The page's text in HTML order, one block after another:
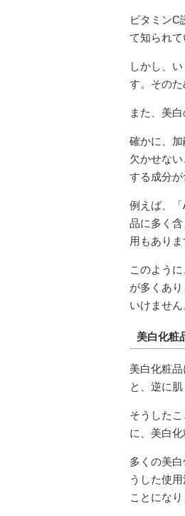
ビタミンC
て知られて
しかし、
す。そのた
また、美
確かに、
欠かせな
する成分が
例えば、
品に多く
用もありま
このよう
が多くあ
いけません
美白化粧
美白化粧
と、逆に
そうした
に、美白化
多くの美
うした使
ことになり